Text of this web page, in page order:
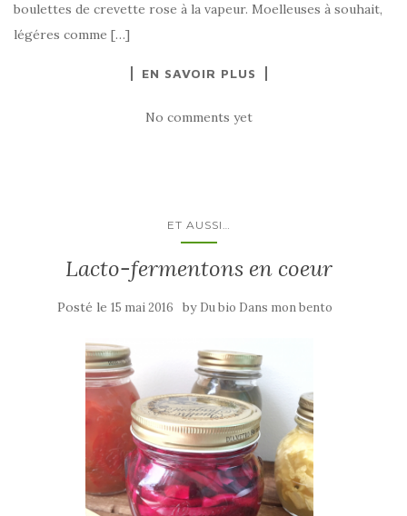
boulettes de crevette rose à la vapeur. Moelleuses à souhait,
légéres comme […]
EN SAVOIR PLUS
No comments yet
ET AUSSI…
Lacto-fermentons en coeur
Posté le 15 mai 2016 by Du bio Dans mon bento